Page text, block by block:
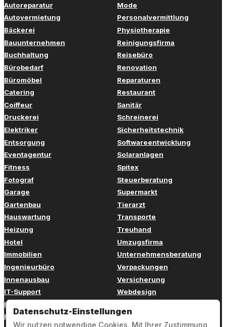
Autoreparatur
Autovermietung
Bäckerei
Bauunternehmen
Buchhaltung
Bürobedarf
Büromöbel
Catering
Coiffeur
Druckerei
Elektriker
Entsorgung
Eventagentur
Fitness
Fotograf
Garage
Gartenbau
Hauswartung
Heizung
Hotel
Immobilien
Ingenieurbüro
Innenausbau
IT-Support
Kinderbetreuung
Kosmetik
Mode
Personalvermittlung
Physiotherapie
Reinigungsfirma
Reisebüro
Renovation
Reparaturen
Restaurant
Sanitär
Schreinerei
Sicherheitstechnik
Softwareentwicklung
Solaranlagen
Spitex
Steuerberatung
Supermarkt
Tierarzt
Transporte
Treuhand
Umzugsfirma
Unternehmensberatung
Verpackungen
Versicherung
Webdesign
Zahnarzt
Datenschutz-Einstellungen
Wir nutzen notwendige Cookies. Mit Ihrer Zustimmung